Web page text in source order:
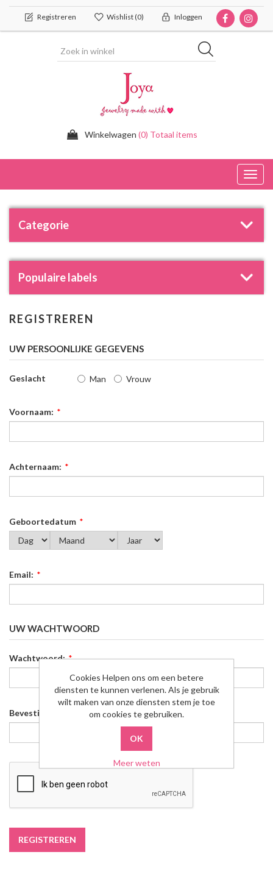
Registreren Wishlist(0) Inloggen
Winkelwagen (0) Totaal items
Categorie
Populaire labels
REGISTREREN
UW PERSOONLIJKE GEGEVENS
Geslacht Man Vrouw
Voornaam: *
Achternaam: *
Geboortedatum *
Email: *
UW WACHTWOORD
Wachtwoord: *
Bevestig wachtwoord: *
Cookies Helpen ons om een betere
diensten te kunnen verlenen. Als je gebruik
wilt maken van onze diensten stem je toe
om cookies te gebruiken.
Meer weten